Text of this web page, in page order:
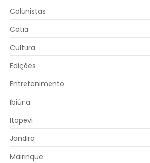
Colunistas
Cotia
Cultura
Edições
Entretenimento
Ibiúna
Itapevi
Jandira
Mairinque